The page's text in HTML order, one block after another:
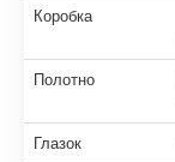
Коробка
Полотно
Глазок